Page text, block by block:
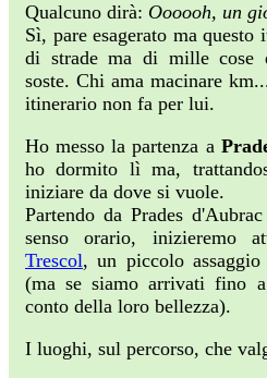
Qualcuno dirà: Oooooh, un
Sì, pare esagerato ma
di strade ma di mille cose
soste. Chi ama macinare
itinerario non fa per lui.
Ho messo la partenza a
ho dormito lì ma,
iniziare da dove si vuole.
Partendo da Prades
senso orario, inizieremo
Trescol, un piccolo
(ma se siamo arrivati fino
conto della loro bellezza).
I luoghi, sul percorso, che